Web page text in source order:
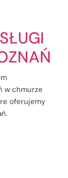
w chmurze
oferujemy